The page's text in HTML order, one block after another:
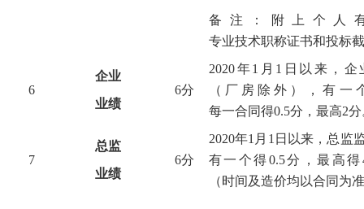
备注：附上个人
专业技术职称证书和投标
6
企业
业绩
6分
2020年1月1日以来，企
（厂房除外），有一
每一合同得0.5分，最高2分
7
总监
业绩
6分
2020年1月1日以来，总监
有一个得0.5分，最高得
（时间及造价均以合同为